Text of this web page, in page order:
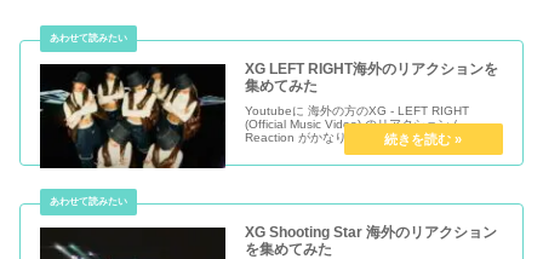
XG LEFT RIGHT海外のリアクションを
集めてみた
Youtubeに 海外の方のXG - LEFT RIGHT
(Official Music Video) のリアクション /
Reaction がかなりたくさん上がっています。
shooting star リアクションはこちら見ているこ
っちが...
XG Shooting Star 海外のリアクション
を集めてみた